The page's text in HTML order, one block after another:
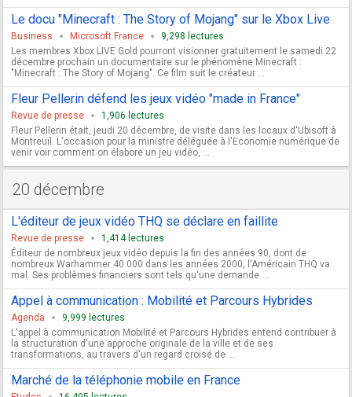
Le docu "Minecraft : The Story of Mojang" sur le Xbox Live
Business Microsoft France
9,298 lectures
Les membres Xbox LIVE Gold pourront visionner gratuitement le samedi 22
décembre prochain un documentaire sur le phénomène Minecraft :
"Minecraft : The Story of Mojang". Ce film suit le créateur ...
Fleur Pellerin défend les jeux vidéo "made in France"
Revue de presse
1,906 lectures
Fleur Pellerin était, jeudi 20 décembre, de visite dans les locaux d'Ubisoft à
Montreuil. L'occasion pour la ministre déléguée à l'Economie numérique de
venir voir comment on élabore un jeu vidéo, ...
20 décembre
L'éditeur de jeux vidéo THQ se déclare en faillite
Revue de presse
1,414 lectures
Éditeur de nombreux jeux vidéo depuis la fin des années 90, dont de
nombreux Warhammer 40 000 dans les années 2000, l'Américain THQ va
mal. Ses problèmes financiers sont tels qu'une demande ...
Appel à communication : Mobilité et Parcours Hybrides
Agenda
9,999 lectures
L'appel à communication Mobilité et Parcours Hybrides entend contribuer à
la structuration d'une approche originale de la ville et de ses
transformations, au travers d'un regard croisé de ...
Marché de la téléphonie mobile en France